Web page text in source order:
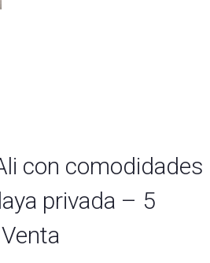
con comodidades
privada – 5